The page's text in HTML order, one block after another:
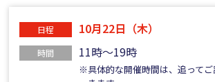
日程 10月22日（木）
時間 11時～19時
※具体的な開催時間は、追って